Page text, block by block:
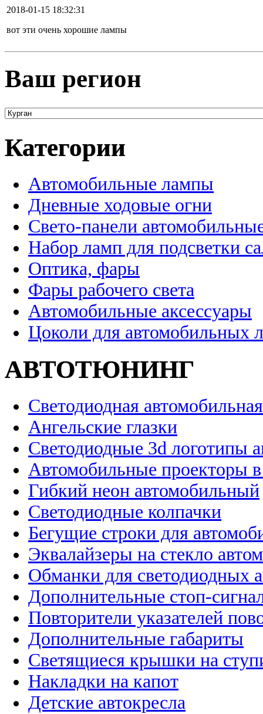
2018-01-15 18:32:31
вот эти очень хорошие лампы
Ваш регион
Категории
Автомобильные лампы
Дневные ходовые огни
Свето-панели
Набор ламп для подсветки
Оптика, фары
Фары рабочего света
Автомобильные аксессуары
Цоколи для автомобильных
АВТОТЮНИНГ
Светодиодная
Ангельские глазки
Светодиодные 3d логотипы
Автомобильные проекторы
Гибкий неон автомобильный
Светодиодные колпачки
Бегущие строки для
Эквалайзеры на стекло
Обманки для светодиодных
Дополнительные стоп-
Повторители указателей
Дополнительные габариты
Светящиеся крышки на
Накладки на капот
Детские автокресла